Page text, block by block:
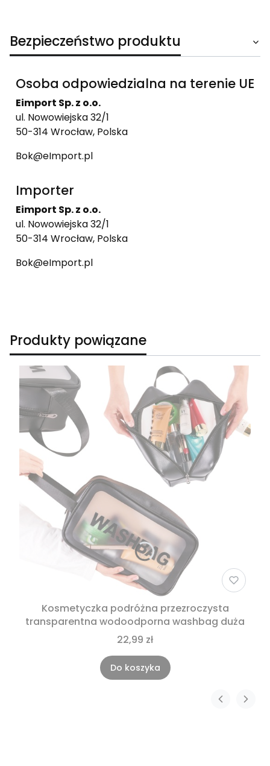
Bezpieczeństwo produktu
Osoba odpowiedzialna na terenie UE
Eimport Sp. z o.o.
ul. Nowowiejska 32/1
50-314 Wrocław, Polska
Bok@eImport.pl
Importer
Eimport Sp. z o.o.
ul. Nowowiejska 32/1
50-314 Wrocław, Polska
Bok@eImport.pl
Produkty powiązane
Kosmetyczka podróżna przezroczysta
transparentna wodoodporna washbag duża
22,99 zł
Do koszyka